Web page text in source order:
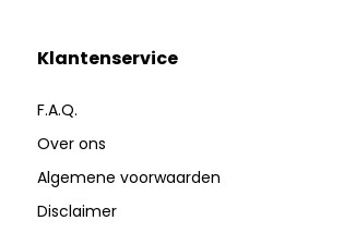
Klantenservice
F.A.Q.
Over ons
Algemene voorwaarden
Disclaimer